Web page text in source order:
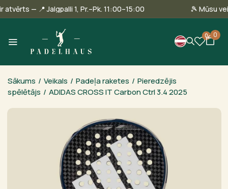
ir atvērts — 📍 Jalgpalli 1, Pr.–Pk. 11:00–15:00 🎾
0 0
Sākums / Veikals / Padeļa raketes / Pieredzējis
spēlētājs / ADIDAS CROSS IT Carbon Ctrl 3.4 2025